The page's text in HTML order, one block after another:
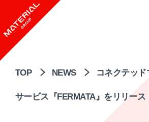
TOP NEWS コネクテッ
サービス『FERMATA』をリリース